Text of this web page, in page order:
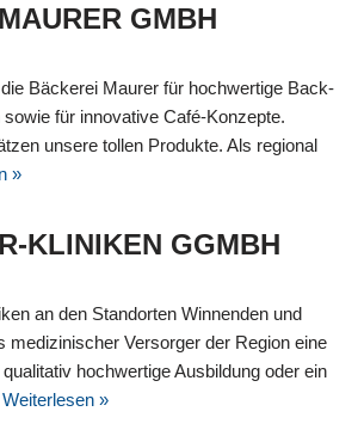
GMBH
Bäckerei Maurer für hochwertige Back-
für innovative Café-Konzepte.
unsere tollen Produkte. Als regional
»
KLINIKEN GGMBH
an den Standorten Winnenden und
medizinischer Versorger der Region eine
hochwertige Ausbildung oder ein
Weiterlesen »